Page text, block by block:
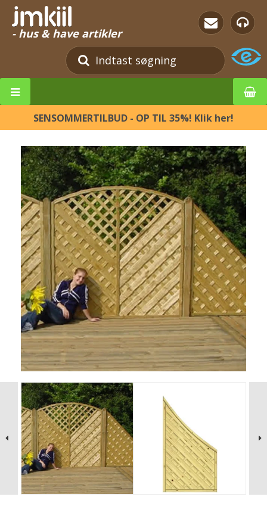
- hus & have artikler
SENSOMMERTILBUD - OP TIL 35%! Klik her!